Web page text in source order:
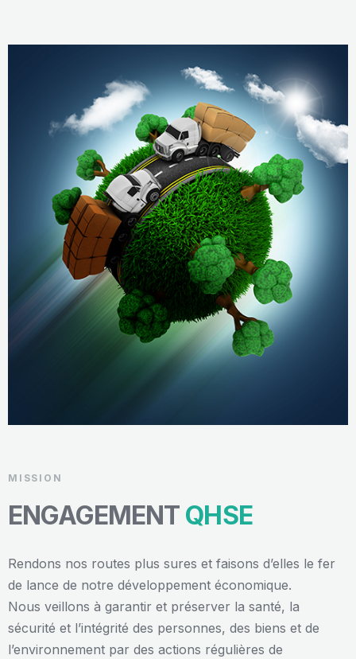
MISSION
ENGAGEMENT QHSE
Rendons nos routes plus sures et faisons d’elles le fer
de lance de notre développement économique.
Nous veillons à garantir et préserver la santé, la
sécurité et l’intégrité des personnes, des biens et de
l’environnement par des actions régulières de